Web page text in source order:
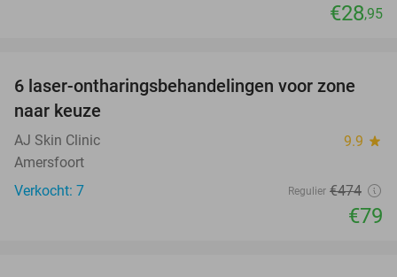
€28,95
83%
6 laser-ontharingsbehandelingen voor zone
naar keuze
AJ Skin Clinic 9.9 star
Amersfoort
Verkocht: 7
Regulier €474
€79